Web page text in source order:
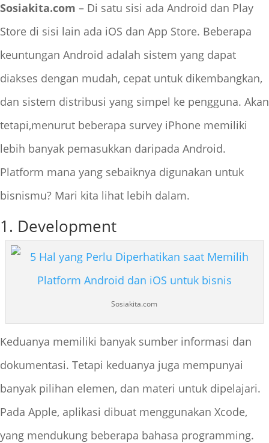
Sosiakita.com – Di satu sisi ada Android dan Play
Store di sisi lain ada iOS dan App Store. Beberapa
keuntungan Android adalah sistem yang dapat
diakses dengan mudah, cepat untuk dikembangkan,
dan sistem distribusi yang simpel ke pengguna. Akan
tetapi,menurut beberapa survey iPhone memiliki
lebih banyak pemasukkan daripada Android.
Platform mana yang sebaiknya digunakan untuk
bisnismu? Mari kita lihat lebih dalam.
1. Development
Sosiakita.com
Keduanya memiliki banyak sumber informasi dan
dokumentasi. Tetapi keduanya juga mempunyai
banyak pilihan elemen, dan materi untuk dipelajari.
Pada Apple, aplikasi dibuat menggunakan Xcode,
yang mendukung beberapa bahasa programming.